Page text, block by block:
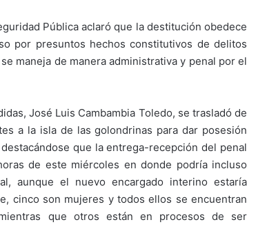
Pública aclaró que la destitución obedece
por presuntos hechos constitutivos de delitos
maneja de manera administrativa y penal por el
José Luis Cambambia Toledo, se trasladó de
a la isla de las golondrinas para dar posesión
que la entrega-recepción del penal
de este miércoles en donde podría incluso
aunque el nuevo encargado interino estaría
cinco son mujeres y todos ellos se encuentran
que otros están en procesos de ser